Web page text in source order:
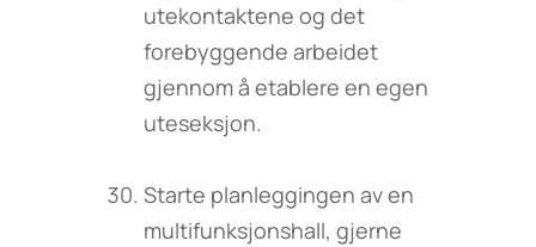
utekontaktene og det
forebyggende arbeidet
gjennom å etablere en egen
uteseksjon.
Starte planleggingen av en
multifunksjonshall, gjerne